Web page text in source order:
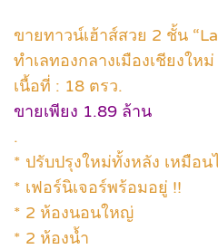
ขายทาวน์เฮ้าส์สวย 2 ชั้น
ทำเลทองกลางเมืองเชียงใหม่
เนื้อที่ : 18 ตรว.
ขายเพียง 1.89 ล้าน
.
* ปรับปรุงใหม่ทั้งหลัง เหมือ
* เฟอร์นิเจอร์พร้อมอยู่ !!
* 2 ห้องนอนใหญ่
* 2 ห้องน้ำ